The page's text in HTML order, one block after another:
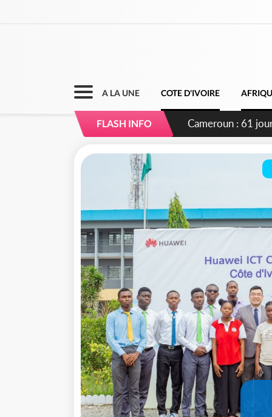
A LA UNE COTE D'IVOIRE
FLASH INFO Côte d'Ivoire : Fin